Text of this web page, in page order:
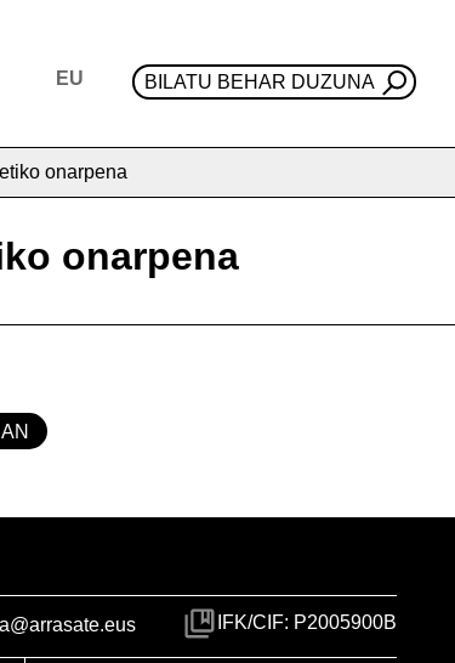
EU BILATU BEHAR DUZUNA
onarpena
onarpena
IFK/CIF: P2005900B